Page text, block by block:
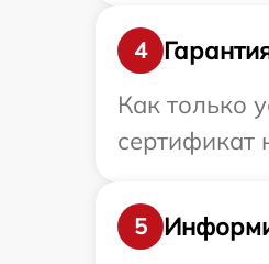
4
Как только
сертификат
5